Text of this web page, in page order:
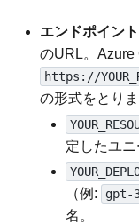
エンドポイン
のURL。Azure
https://
の形式をとりま
定したユニ
（例:
gpt-
名。